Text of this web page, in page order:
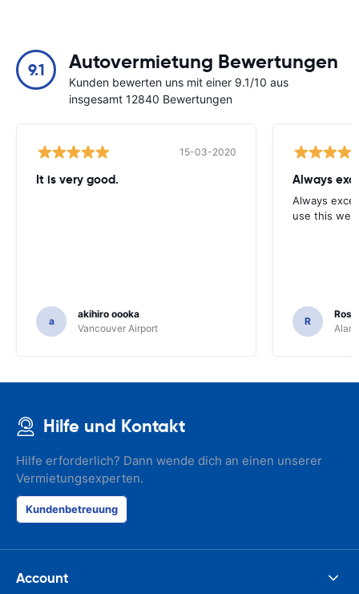
9.1 Autovermietung Bewertungen
Kunden bewerten uns mit einer 9.1/10 aus
insgesamt 12840 Bewertungen
15-03-2020
It is very good.
a
akihiro oooka
Vancouver Airport
Always
Always
use this
R
Hilfe und Kontakt
Hilfe erforderlich? Dann wende dich an einen unserer
Vermietungsexperten.
Kundenbetreuung
Account